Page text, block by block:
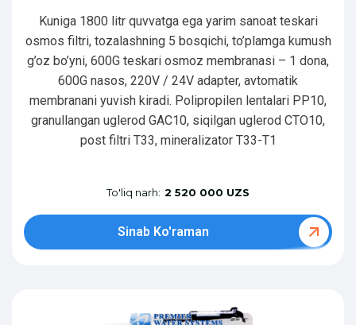
Kuniga 1800 litr quvvatga ega yarim sanoat teskari
osmos filtri, tozalashning 5 bosqichi, to’plamga kumush
g’oz bo’yni, 600G teskari osmoz membranasi – 1 dona,
600G nasos, 220V / 24V adapter, avtomatik
membranani yuvish kiradi. Polipropilen lentalari PP10,
granullangan uglerod GAC10, siqilgan uglerod CTO10,
post filtri T33, mineralizator T33-T1
To'liq narh: 2 520 000 UZS
Sinab Ko'raman